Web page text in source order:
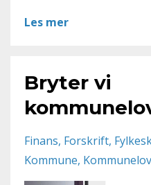
Les mer
Bryter vi
Finans Forskrift
Kommune Kommunelov